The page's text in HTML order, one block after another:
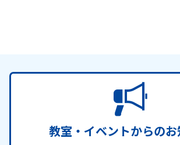
教室・イベントからの